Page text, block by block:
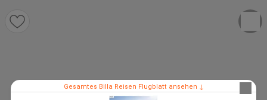
Gesamtes Billa Reisen Flugblatt ansehen ↓